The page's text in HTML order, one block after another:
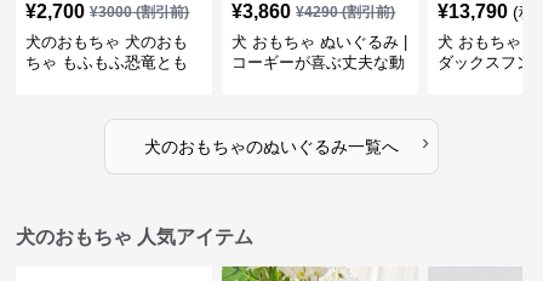
¥2,700 ¥3000(割引前)
犬のおもちゃ 犬のおも
ちゃ もふもふ恐竜とも
¥3,860 ¥4290(割引前)
犬 おもちゃ ぬいぐるみ |
コーギーが喜ぶ丈夫な動
¥13,790 (税
犬 おもちゃ
ダックスフン
犬のおもちゃのぬいぐるみ一覧へ ›
犬のおもちゃ 人気アイテム